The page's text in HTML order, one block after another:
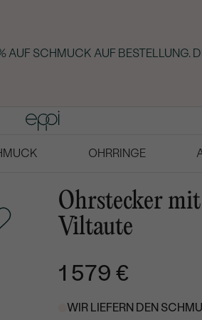
AUF SCHMUCK AUF BESTELLUNG.
OHRRINGE
Ohrstecker
Viltaute
1 579 €
WIR LIEFERN DEN